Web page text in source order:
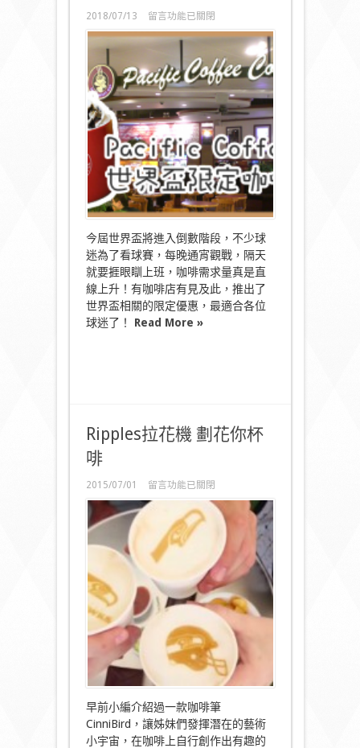
2018/07/13
在
〈世
界
期
間
限
定
咖
啡
及
飲
品
優
惠〉
中
留言功能已關閉
今屆世界盃將進入倒數階段，不少球
迷為了看球賽，每晚通宵觀戰，隔天
就要捱眼瞓上班，咖啡需求量真是直
線上升！有咖啡店有見及此，推出了
世界盃相關的限定優惠，最適合各位
球迷了！ Read More »
Ripples拉花機 劃花你杯
啡
2015/07/01
在
〈Ripples
劃
花
你
杯
啡〉
中
留言功能已關閉
早前小編介紹過一款咖啡筆
CinniBird，讓姊妹們發揮潛在的藝術
小宇宙，在咖啡上自行創作出有趣的